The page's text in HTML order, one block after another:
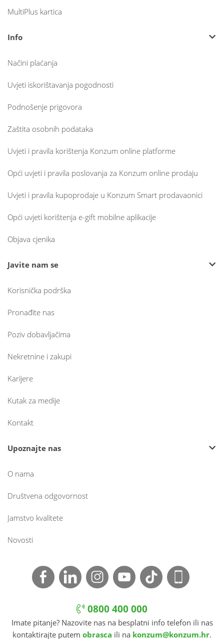
MultiPlus kartica
Info
Načini plaćanja
Uvjeti iskorištavanja pogodnosti
Podnošenje prigovora
Zaštita osobnih podataka
Uvjeti i pravila korištenja Konzum online platforme
Opći uvjeti i pravila poslovanja za Konzum online prodaju
Uvjeti i pravila kupoprodaje u Konzum Smart prodavaonici
Opći uvjeti korištenja e-gift mobilne aplikacije
Objava cjenika
Javite nam se
Korisnička podrška
Pronađite nas
Poziv dobavljačima
Nekretnine i zakupi
Karijere
Kutak za medije
Kontakt
Upoznajte nas
O nama
Društvena odgovornost
Jamstvo kvalitete
Novosti
0800 400 000
Imate pitanje? Nazovite nas na besplatni info telefon ili nas
kontaktirajte putem obrasca ili na konzum@konzum.hr.